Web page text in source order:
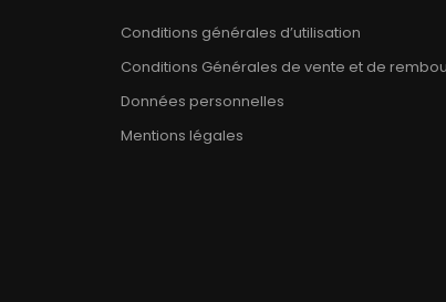
Conditions générales d’utilisation
Conditions Générales de vente et de
Données personnelles
Mentions légales